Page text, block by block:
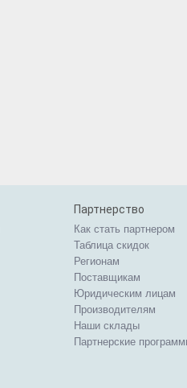
Партнерство
Как стать партнером
Таблица скидок
Регионам
Поставщикам
Юридическим лицам
Производителям
Наши склады
Партнерские